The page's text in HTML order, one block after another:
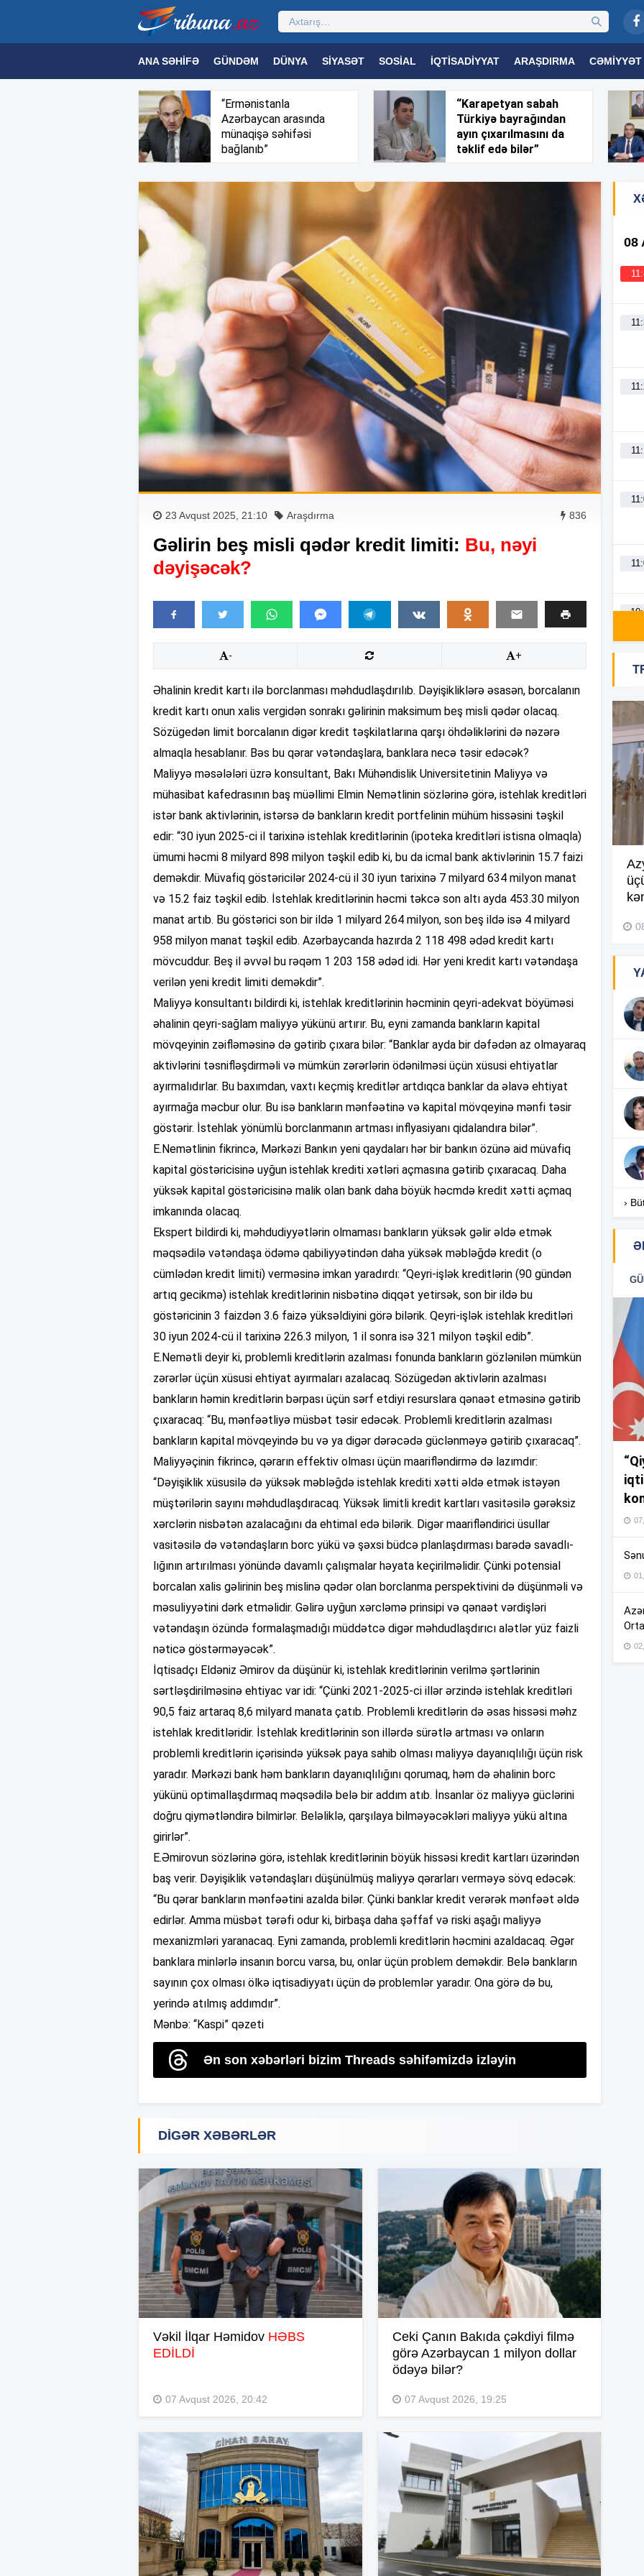
ANA SƏHIFƏ GÜNDƏM DÜNYA SIYASƏT SOSIAL İQTISADIYYAT ARAŞDIRMA CƏMIYYƏT
MƏDƏNIYYƏT MAQAZIN TEXNOLOGIYA TƏHSIL SAĞLAMLIQ MARAQLI
“Ermənistanla
Azərbaycan arasında
münaqişə səhifəsi
bağlanıb”
“Karapetyan sabah
Türkiyə bayrağından
ayın çıxarılmasını da
təklif edə bilər”
23 Avqust 2025, 21:10 Araşdırma 836
Gəlirin beş misli qədər kredit limiti: Bu, nəyi
dəyişəcək?
- +
Əhalinin kredit kartı ilə borclanması məhdudlaşdırılıb. Dəyişikliklərə əsasən, borcalanın
kredit kartı onun xalis vergidən sonrakı gəlirinin maksimum beş misli qədər olacaq.
Sözügedən limit borcalanın digər kredit təşkilatlarına qarşı öhdəliklərini də nəzərə
almaqla hesablanır. Bəs bu qərar vətəndaşlara, banklara necə təsir edəcək?
Maliyyə məsələləri üzrə konsultant, Bakı Mühəndislik Universitetinin Maliyyə və
mühasibat kafedrasının baş müəllimi Elmin Nemətlinin sözlərinə görə, istehlak kreditləri
istər bank aktivlərinin, istərsə də bankların kredit portfelinin mühüm hissəsini təşkil
edir: “30 iyun 2025-ci il tarixinə istehlak kreditlərinin (ipoteka kreditləri istisna olmaqla)
ümumi həcmi 8 milyard 898 milyon təşkil edib ki, bu da icmal bank aktivlərinin 15.7 faizi
deməkdir. Müvafiq göstəricilər 2024-cü il 30 iyun tarixinə 7 milyard 634 milyon manat
və 15.2 faiz təşkil edib. İstehlak kreditlərinin həcmi təkcə son altı ayda 453.30 milyon
manat artıb. Bu göstərici son bir ildə 1 milyard 264 milyon, son beş ildə isə 4 milyard
958 milyon manat təşkil edib. Azərbaycanda hazırda 2 118 498 ədəd kredit kartı
mövcuddur. Beş il əvvəl bu rəqəm 1 203 158 ədəd idi. Hər yeni kredit kartı vətəndaşa
verilən yeni kredit limiti deməkdir”.
Maliyyə konsultantı bildirdi ki, istehlak kreditlərinin həcminin qeyri-adekvat böyüməsi
əhalinin qeyri-sağlam maliyyə yükünü artırır. Bu, eyni zamanda bankların kapital
mövqeyinin zəifləməsinə də gətirib çıxara bilər: “Banklar ayda bir dəfədən az olmayaraq
aktivlərini təsnifləşdirməli və mümkün zərərlərin ödənilməsi üçün xüsusi ehtiyatlar
ayırmalıdırlar. Bu baxımdan, vaxtı keçmiş kreditlər artdıqca banklar da əlavə ehtiyat
ayırmağa məcbur olur. Bu isə bankların mənfəətinə və kapital mövqeyinə mənfi təsir
göstərir. İstehlak yönümlü borclanmanın artması inflyasiyanı qidalandıra bilər”.
E.Nemətlinin fikrincə, Mərkəzi Bankın yeni qaydaları hər bir bankın özünə aid müvafiq
kapital göstəricisinə uyğun istehlak krediti xətləri açmasına gətirib çıxaracaq. Daha
yüksək kapital göstəricisinə malik olan bank daha böyük həcmdə kredit xətti açmaq
imkanında olacaq.
Ekspert bildirdi ki, məhdudiyyətlərin olmaması bankların yüksək gəlir əldə etmək
məqsədilə vətəndaşa ödəmə qabiliyyətindən daha yüksək məbləğdə kredit (o
cümlədən kredit limiti) verməsinə imkan yaradırdı: “Qeyri-işlək kreditlərin (90 gündən
artıq gecikmə) istehlak kreditlərinin nisbətinə diqqət yetirsək, son bir ildə bu
göstəricinin 3 faizdən 3.6 faizə yüksəldiyini görə bilərik. Qeyri-işlək istehlak kreditləri
30 iyun 2024-cü il tarixinə 226.3 milyon, 1 il sonra isə 321 milyon təşkil edib”.
E.Nemətli deyir ki, problemli kreditlərin azalması fonunda bankların gözlənilən mümkün
zərərlər üçün xüsusi ehtiyat ayırmaları azalacaq. Sözügedən aktivlərin azalması
bankların həmin kreditlərin bərpası üçün sərf etdiyi resurslara qənaət etməsinə gətirib
çıxaracaq: “Bu, mənfəətliyə müsbət təsir edəcək. Problemli kreditlərin azalması
bankların kapital mövqeyində bu və ya digər dərəcədə güclənməyə gətirib çıxaracaq”.
Maliyyəçinin fikrincə, qərarın effektiv olması üçün maarifləndirmə də lazımdır:
“Dəyişiklik xüsusilə də yüksək məbləğdə istehlak krediti xətti əldə etmək istəyən
müştərilərin sayını məhdudlaşdıracaq. Yüksək limitli kredit kartları vasitəsilə gərəksiz
xərclərin nisbətən azalacağını da ehtimal edə bilərik. Digər maarifləndirici üsullar
vasitəsilə də vətəndaşların borc yükü və şəxsi büdcə planlaşdırması barədə savadlı-
lığının artırılması yönündə davamlı çalışmalar həyata keçirilməlidir. Çünki potensial
borcalan xalis gəlirinin beş mislinə qədər olan borclanma perspektivini də düşünməli və
məsuliyyətini dərk etməlidir. Gəlirə uyğun xərcləmə prinsipi və qənaət vərdişləri
vətəndaşın özündə formalaşmadığı müddətcə digər məhdudlaşdırıcı alətlər yüz faizli
nəticə göstərməyəcək”.
İqtisadçı Eldəniz Əmirov da düşünür ki, istehlak kreditlərinin verilmə şərtlərinin
sərtləşdirilməsinə ehtiyac var idi: “Çünki 2021-2025-ci illər ərzində istehlak kreditləri
90,5 faiz artaraq 8,6 milyard manata çatıb. Problemli kreditlərin də əsas hissəsi məhz
istehlak kreditləridir. İstehlak kreditlərinin son illərdə sürətlə artması və onların
problemli kreditlərin içərisində yüksək paya sahib olması maliyyə dayanıqlılığı üçün risk
yaradır. Mərkəzi bank həm bankların dayanıqlılığını qorumaq, həm də əhalinin borc
yükünü optimallaşdırmaq məqsədilə belə bir addım atıb. İnsanlar öz maliyyə güclərini
doğru qiymətləndirə bilmirlər. Beləliklə, qarşılaya bilməyəcəkləri maliyyə yükü altına
girirlər”.
E.Əmirovun sözlərinə görə, istehlak kreditlərinin böyük hissəsi kredit kartları üzərindən
baş verir. Dəyişiklik vətəndaşları düşünülmüş maliyyə qərarları verməyə sövq edəcək:
“Bu qərar bankların mənfəətini azalda bilər. Çünki banklar kredit verərək mənfəət əldə
edirlər. Amma müsbət tərəfi odur ki, birbaşa daha şəffaf və riski aşağı maliyyə
mexanizmləri yaranacaq. Eyni zamanda, problemli kreditlərin həcmini azaldacaq. Əgər
banklara minlərlə insanın borcu varsa, bu, onlar üçün problem deməkdir. Belə bankların
sayının çox olması ölkə iqtisadiyyatı üçün də problemlər yaradır. Ona görə də bu,
yerində atılmış addımdır”.
Mənbə: “Kaspi” qəzeti
Ən son xəbərləri bizim Threads səhifəmizdə izləyin
DIGƏR XƏBƏRLƏR
Vəkil İlqar Həmidov HƏBS
EDİLDİ
07 Avqust 2026, 20:42
Ceki Çanın Bakıda çəkdiyi filmə
görə Azərbaycan 1 milyon dollar
ödəyə bilər?
07 Avqust 2026, 19:25
08
Göyçayda məktəb binası
acınacaqlı durumda –VİDEO
›